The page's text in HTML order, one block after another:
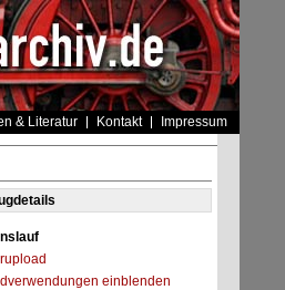
& Literatur Kontakt Impressum
einblenden